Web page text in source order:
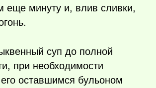
еще минуту и, влив сливки,
суп до полной
при необходимости
оставшимся бульоном